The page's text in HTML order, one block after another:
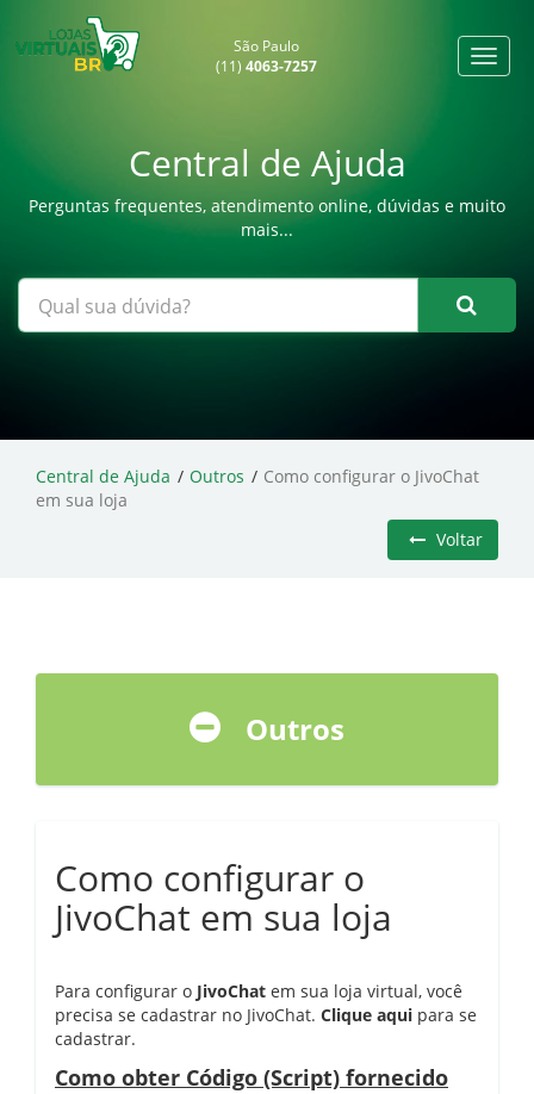
São Paulo
(11)4063-7257
Central de Ajuda
Perguntas frequentes, atendimento online, dúvidas e muito
mais...
Central de Ajuda Outros
Como configurar o JivoChat
em sua loja
Voltar
Outros
Como configurar o
JivoChat em sua loja
Para configurar o JivoChat em sua loja virtual, você
precisa se cadastrar no JivoChat. Clique aqui para se
cadastrar.
Como obter Código (Script) fornecido